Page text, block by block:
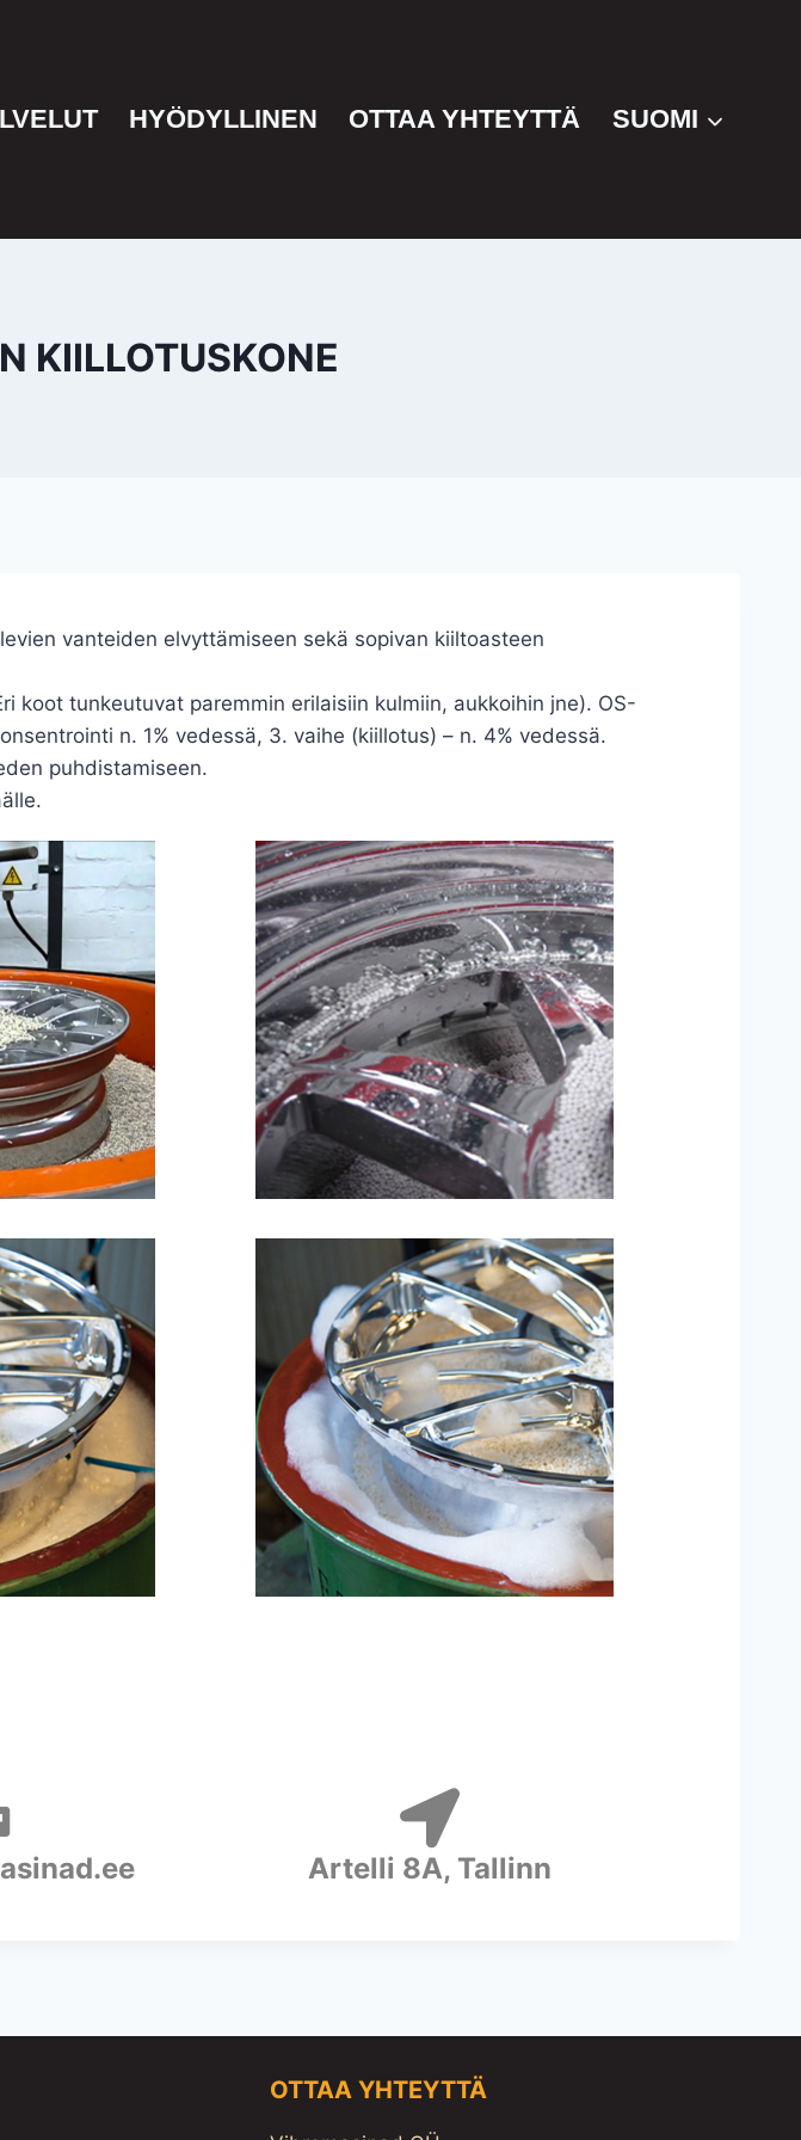
HYÖDYLLINEN OTTAA YHTEYTTÄ SUOMI
KIILLOTUSKONE
vanteiden elvyttämiseen sekä sopivan kiiltoasteen
koot tunkeutuvat paremmin erilaisiin kulmiin, aukkoihin jne). OS-
n. 1% vedessä, 3. vaihe (kiillotus) – n. 4% vedessä.
puhdistamiseen.
Artelli 8A, Tallinn
OTTAA YHTEYTTÄ